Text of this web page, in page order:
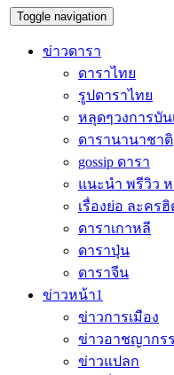
Toggle navigation
ข่าวดารา
ดาราไทย
รูปดาราไทย
หลุดๆวงการบัน
ดารานานาชาติ
gossip ดารา
แนะนำ พรีวิว
เรื่องย่อ ละครฮิ
ดาราเกาหลี
ดาราปุ่น
ดาราจีน
ข่าวหน้า1
ข่าวการเมือง
ข่าวอาชญากร
ข่าวแปลก